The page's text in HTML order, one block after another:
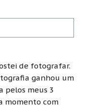
de fotografar.
ganhou um
pelos meus 3
momento com